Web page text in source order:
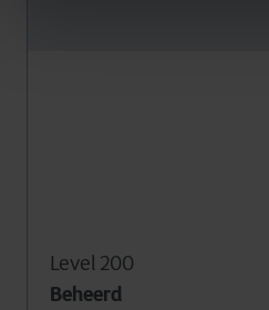
Level 200
Beheerd